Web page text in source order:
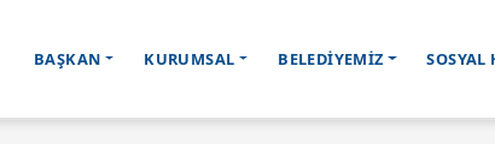
BAŞKAN KURUMSAL BELEDİYEMİZ SOSYAL